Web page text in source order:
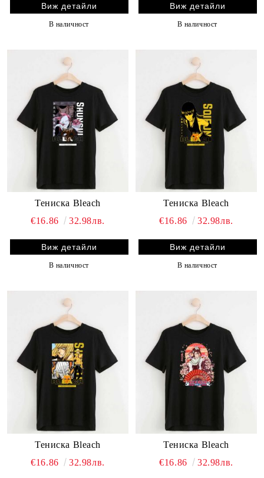
Виж детайли
В наличност
Виж детайли
В наличност
Тениска Bleach
€16.86
32.98лв.
Виж детайли
В наличност
Тениска Bleach
€16.86
32.98лв.
Виж детайли
В наличност
Тениска Bleach
€16.86
32.98лв.
Тениска Bleach
€16.86
32.98лв.